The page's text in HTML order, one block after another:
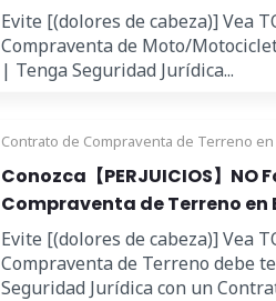
Evite [(dolores de cabeza)] Vea
Compraventa de Moto/
| Tenga Seguridad Jurídica...
Contrato de Compraventa de Terreno en
Conozca【PERJUICIOS】NO
Compraventa de Terreno en
Evite [(dolores de cabeza)] Vea
Compraventa de Terreno debe
Seguridad Jurídica con un